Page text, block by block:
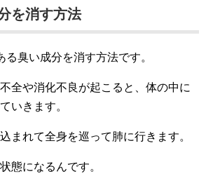
を消す方法
臭い成分を消す方法です。
全や消化不良が起こると、体の中に
いきます。
まれて全身を巡って肺に行きます。
態になるんです。